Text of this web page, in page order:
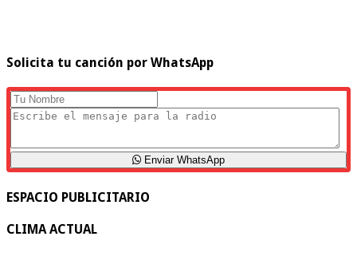
Solicita tu canción por WhatsApp
Enviar WhatsApp
ESPACIO PUBLICITARIO
CLIMA ACTUAL